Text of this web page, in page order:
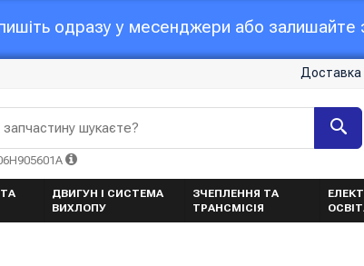
одразу у месенджери або залишайте
Доставка
запчастину шукаєте?
ДВИГУН І СИСТЕМА
ВИХЛОПУ
ЗЧЕПЛЕННЯ ТА
ТРАНСМІСІЯ